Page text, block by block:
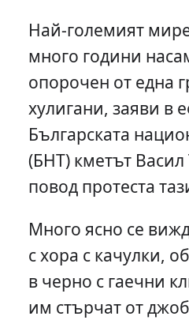
Най-големият
много години
опорочен от една
хулигани, заяви в
Българската
(БНТ) кметът Васил
повод протеста
Много ясно се
с хора с качулки,
в черно с гаечни
им стърчат от